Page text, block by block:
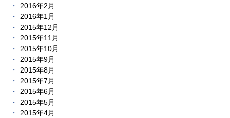
2016年2月
2016年1月
2015年12月
2015年11月
2015年10月
2015年9月
2015年8月
2015年7月
2015年6月
2015年5月
2015年4月